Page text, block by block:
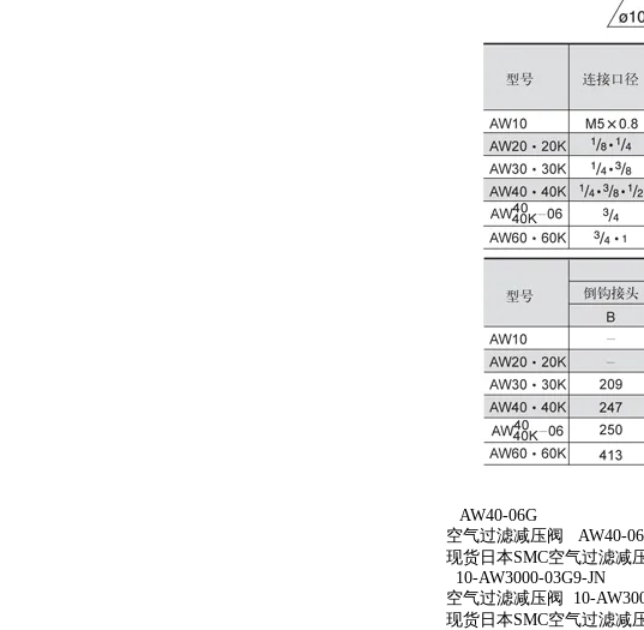
AW40-06G
空气过滤减压阀 AW40-
现货日本SMC空气过滤减
10-AW3000-03G9-JN
空气过滤减压阀 10-
现货日本SMC空气过滤减